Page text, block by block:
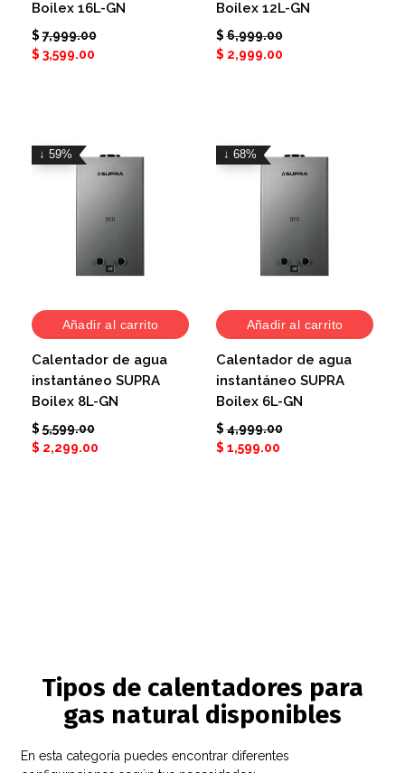
Boilex 16L-GN
$ 7,999.00
$ 3,599.00
Boilex 12L-GN
$ 6,999.00
$ 2,999.00
↓ 59%
Añadir al carrito
Calentador de agua
instantáneo SUPRA
Boilex 8L-GN
$ 5,599.00
$ 2,299.00
↓ 68%
Añadir al carrito
Calentador de agua
instantáneo SUPRA
Boilex 6L-GN
$ 4,999.00
$ 1,599.00
Tipos de calentadores para
gas natural disponibles
En esta categoría puedes encontrar diferentes